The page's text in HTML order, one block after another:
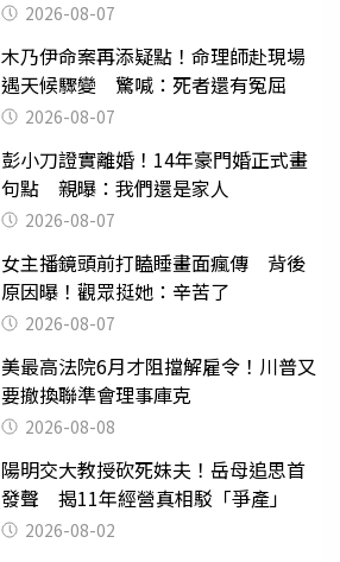
2026-08-07
木乃伊命案再添疑點！命理師赴現場
遇天候驟變 驚喊：死者還有冤屈
2026-08-07
彭小刀證實離婚！14年豪門婚正式畫
句點 親曝：我們還是家人
2026-08-07
女主播鏡頭前打瞌睡畫面瘋傳 背後
原因曝！觀眾挺她：辛苦了
2026-08-07
美最高法院6月才阻擋解雇令！川普又
要撤換聯準會理事庫克
2026-08-08
陽明交大教授砍死妹夫！岳母追思首
發聲 揭11年經營真相駁「爭產」
2026-08-02